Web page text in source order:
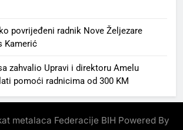
povrijeđeni radnik Nove Željezare
Kamerić
zahvalio Upravi i direktoru Amelu
pomoći radnicima od 300 KM
metalaca Federacije BIH Powered By